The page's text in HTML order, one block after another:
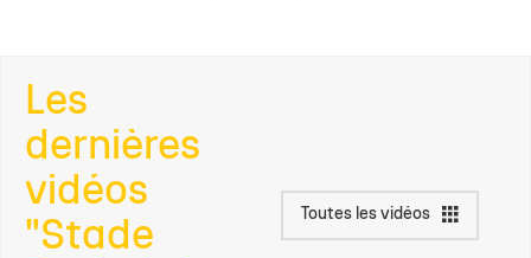
Les
dernières
vidéos
"Stade
Toutes les vidéos